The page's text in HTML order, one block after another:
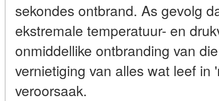
sekondes ontbrand. As gevolg
ekstremale temperatuur- en
onmiddellike ontbranding van
vernietiging van alles wat leef in
veroorsaak.